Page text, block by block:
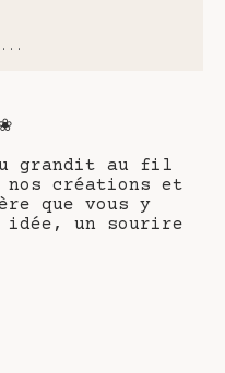
grandit au fil
créations et
que vous y
idée, un sourire